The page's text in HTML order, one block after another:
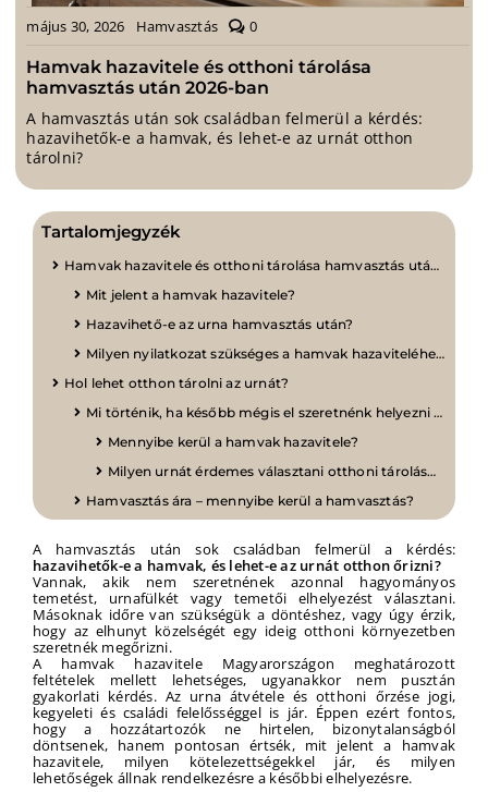
május 30, 2026 Hamvasztás 0comments
Hamvak
hazavitele
otthoni
tárolása
Hamvak hazavitele és otthoni tárolása
hamvasztás után 2026-ban
A hamvasztás után sok családban felmerül a kérdés:
hazavihetők-e a hamvak, és lehet-e az urnát otthon
tárolni?
Tartalomjegyzék
Hamvak hazavitele és otthoni tárolása hamvasztás után 2026-ban
Mit jelent a hamvak hazavitele?
Hazavihető-e az urna hamvasztás után?
Milyen nyilatkozat szükséges a hamvak hazaviteléhez?
Hol lehet otthon tárolni az urnát?
Mi történik, ha később mégis el szeretnénk helyezni az urnát?
Mennyibe kerül a hamvak hazavitele?
Milyen urnát érdemes választani otthoni tároláshoz?
Hamvasztás ára – mennyibe kerül a hamvasztás?
A hamvasztás után sok családban felmerül a kérdés:
hazavihetők-e a hamvak, és lehet-e az urnát otthon őrizni?
Vannak, akik nem szeretnének azonnal hagyományos
temetést, urnafülkét vagy temetői elhelyezést választani.
Másoknak időre van szükségük a döntéshez, vagy úgy érzik,
hogy az elhunyt közelségét egy ideig otthoni környezetben
szeretnék megőrizni.
A hamvak hazavitele Magyarországon meghatározott
feltételek mellett lehetséges, ugyanakkor nem pusztán
gyakorlati kérdés. Az urna átvétele és otthoni őrzése jogi,
kegyeleti és családi felelősséggel is jár. Éppen ezért fontos,
hogy a hozzátartozók ne hirtelen, bizonytalanságból
döntsenek, hanem pontosan értsék, mit jelent a hamvak
hazavitele, milyen kötelezettségekkel jár, és milyen
lehetőségek állnak rendelkezésre a későbbi elhelyezésre.